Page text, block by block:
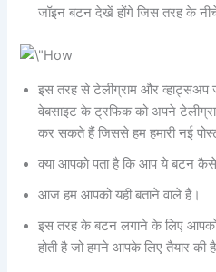
जॉइन बटन देखें होंगे जिस तरह के
इस तरह से टेलीग्राम और व्हाट्सअप
वेबसाइट के ट्रफिक को अपने
कर सकते हैं जिससे हम हमारी नई
क्या आपको पता है कि आप ये बटन
आज हम आपको यही बताने वाले हैं।
इस तरह के बटन लगाने के लिए
होती है जो हमने आपके लिए तैयार की